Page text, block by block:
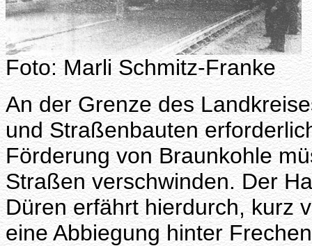
Foto: Marli Schmitz-Franke
An der Grenze des
und Straßenbauten
Förderung von Braunkohle
Straßen verschwinden. Der
Düren erfährt hierdurch, kurz
eine Abbiegung hinter